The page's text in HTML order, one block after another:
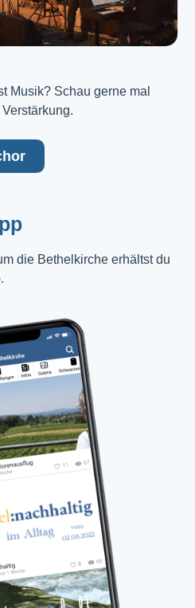
Musik? Schau gerne mal
die Bethelkirche erhältst du